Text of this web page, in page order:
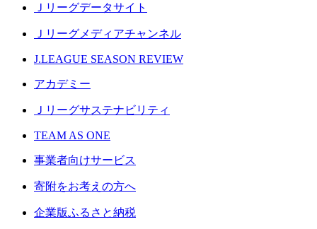
Ｊリーグデータサイト
Ｊリーグメディアチャンネル
J.LEAGUE SEASON REVIEW
アカデミー
Ｊリーグサステナビリティ
TEAM AS ONE
事業者向けサービス
寄附をお考えの方へ
企業版ふるさと納税